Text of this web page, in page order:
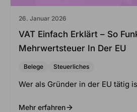
26. Januar 2026
VAT Einfach Erklärt – So
Mehrwertsteuer In Der EU
Belege Steuerliches
Wer als Gründer in der EU tätig
Mehr erfahren